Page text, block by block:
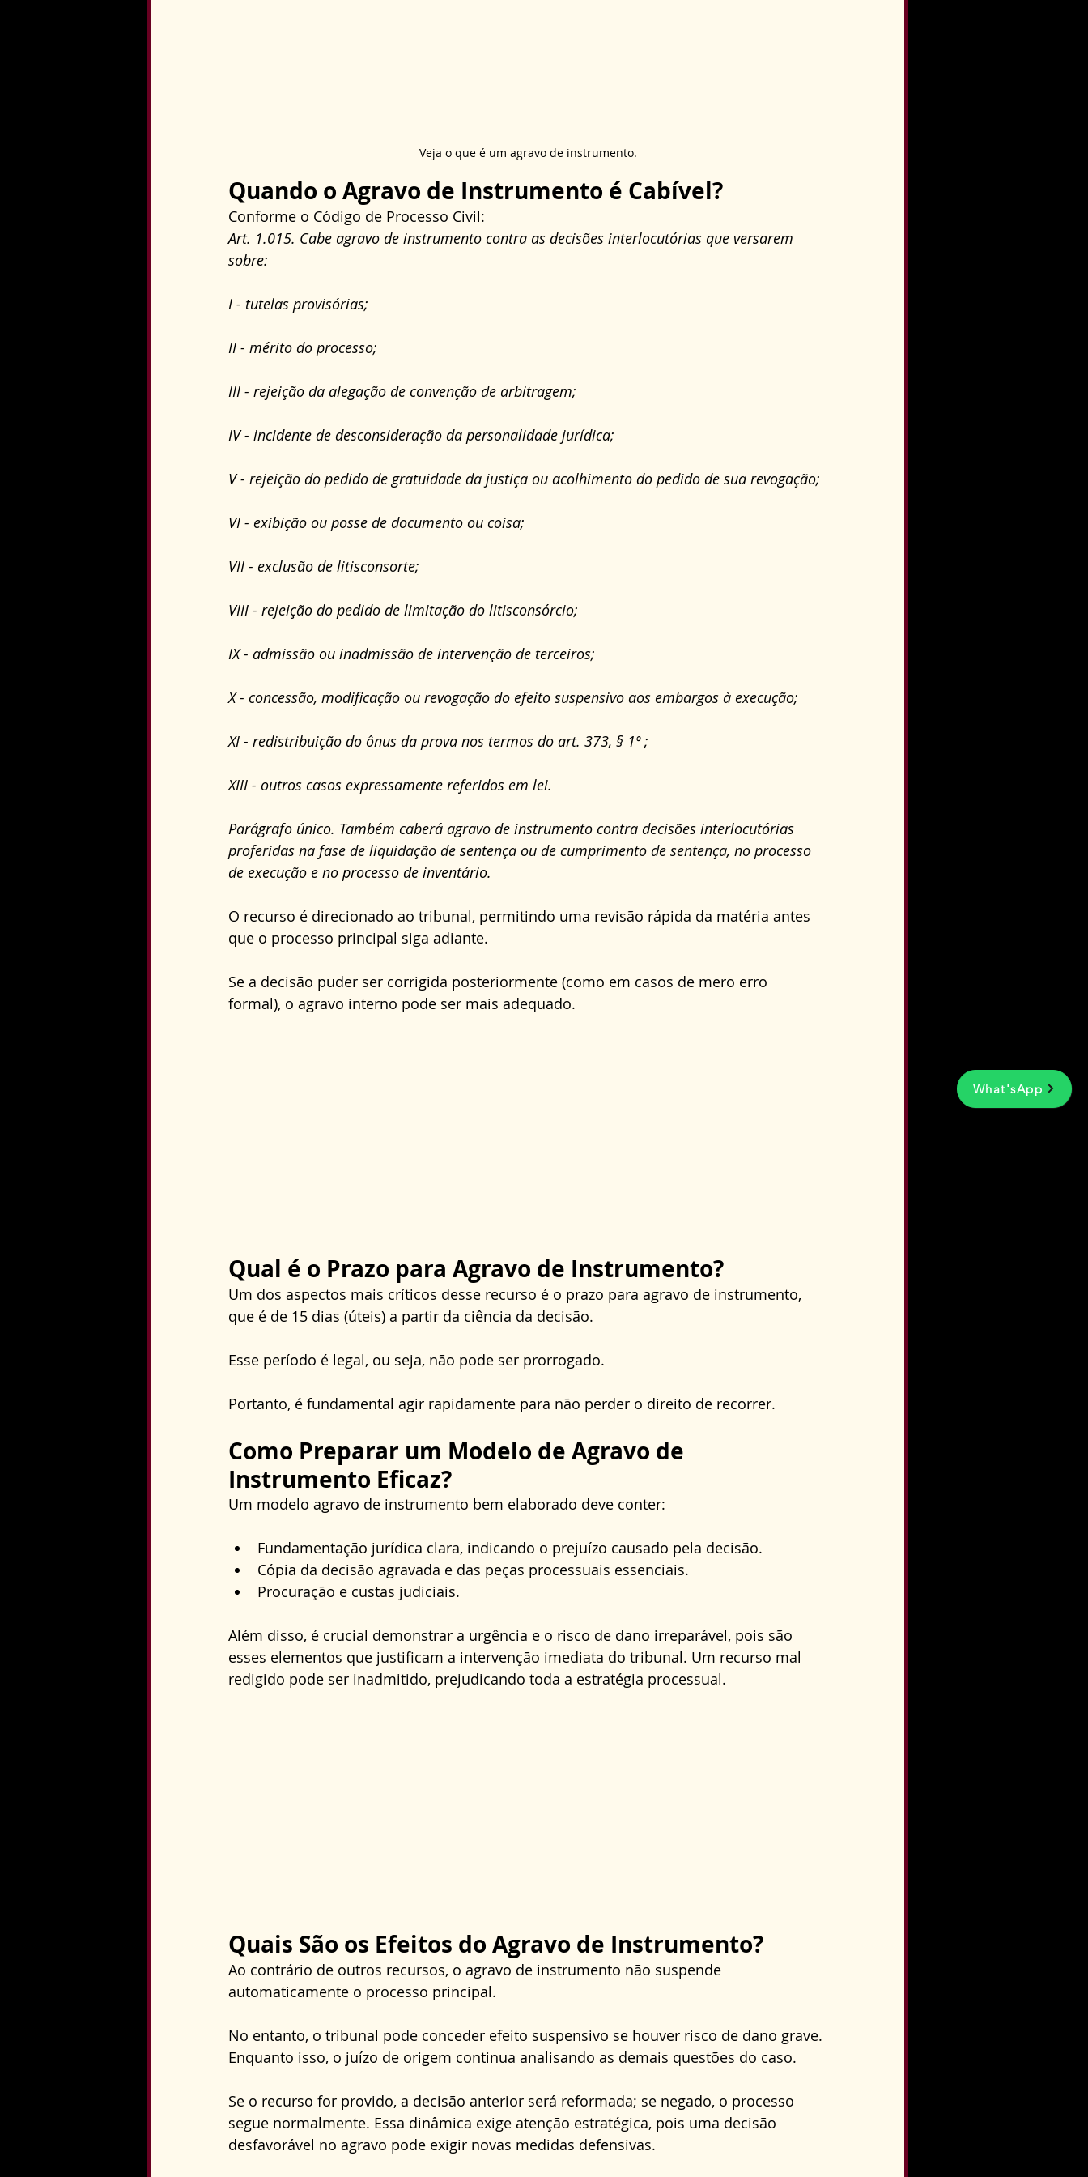
What'sApp
Veja o que é um agravo de instrumento.
Quando o Agravo de Instrumento é Cabível?
Conforme o Código de Processo Civil:
Art. 1.015. Cabe agravo de instrumento contra as decisões interlocutórias que versarem
sobre:
I - tutelas provisórias;
II - mérito do processo;
III - rejeição da alegação de convenção de arbitragem;
IV - incidente de desconsideração da personalidade jurídica;
V - rejeição do pedido de gratuidade da justiça ou acolhimento do pedido de sua revogação;
VI - exibição ou posse de documento ou coisa;
VII - exclusão de litisconsorte;
VIII - rejeição do pedido de limitação do litisconsórcio;
IX - admissão ou inadmissão de intervenção de terceiros;
X - concessão, modificação ou revogação do efeito suspensivo aos embargos à execução;
XI - redistribuição do ônus da prova nos termos do art. 373, § 1º ;
XIII - outros casos expressamente referidos em lei.
Parágrafo único. Também caberá agravo de instrumento contra decisões interlocutórias
proferidas na fase de liquidação de sentença ou de cumprimento de sentença, no processo
de execução e no processo de inventário.
O recurso é direcionado ao tribunal, permitindo uma revisão rápida da matéria antes
que o processo principal siga adiante.
Se a decisão puder ser corrigida posteriormente (como em casos de mero erro
formal), o agravo interno pode ser mais adequado.
Qual é o Prazo para Agravo de Instrumento?
Um dos aspectos mais críticos desse recurso é o prazo para agravo de instrumento,
que é de 15 dias (úteis) a partir da ciência da decisão.
Esse período é legal, ou seja, não pode ser prorrogado.
Portanto, é fundamental agir rapidamente para não perder o direito de recorrer.
Como Preparar um Modelo de Agravo de
Instrumento Eficaz?
Um modelo agravo de instrumento bem elaborado deve conter:
Fundamentação jurídica clara, indicando o prejuízo causado pela decisão.
Cópia da decisão agravada e das peças processuais essenciais.
Procuração e custas judiciais.
Além disso, é crucial demonstrar a urgência e o risco de dano irreparável, pois são
esses elementos que justificam a intervenção imediata do tribunal. Um recurso mal
redigido pode ser inadmitido, prejudicando toda a estratégia processual.
Quais São os Efeitos do Agravo de Instrumento?
Ao contrário de outros recursos, o agravo de instrumento não suspende
automaticamente o processo principal.
No entanto, o tribunal pode conceder efeito suspensivo se houver risco de dano grave.
Enquanto isso, o juízo de origem continua analisando as demais questões do caso.
Se o recurso for provido, a decisão anterior será reformada; se negado, o processo
segue normalmente. Essa dinâmica exige atenção estratégica, pois uma decisão
desfavorável no agravo pode exigir novas medidas defensivas.